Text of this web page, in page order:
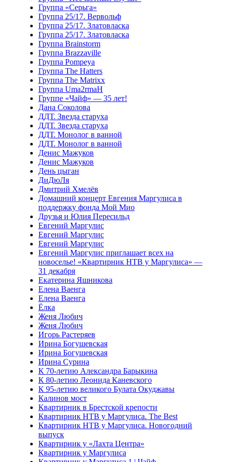
Группа «Серьга»
Группа 25/17. Вервольф
Группа 25/17. Златовласка
Группа 25/17. Златовласка
Группа Brainstorm
Группа Brazzaville
Группа Pompeya
Группа The Hatters
Группа The Matrixx
Группа Uma2rmaH
Группе «Чайф» — 35 лет!
Дана Соколова
ДДТ. Звезда старуха
ДДТ. Звезда старуха
ДДТ. Монолог в ванной
ДДТ. Монолог в ванной
Денис Мажуков
Денис Мажуков
День цыган
ДиДюЛя
Дмитрий Хмелёв
Домашний концерт Евгения Маргулиса в
поддержку фонда Мой Мио
Друзья и Юлия Пересильд
Евгений Маргулис
Евгений Маргулис
Евгений Маргулис
Евгений Маргулис приглашает всех на
новоселье! «Квартирник НТВ у Маргулиса» —
31 декабря
Екатерина Яшникова
Елена Ваенга
Елена Ваенга
Ёлка
Женя Любич
Женя Любич
Игорь Растеряев
Ирина Богушевская
Ирина Богушевская
Ирина Сурина
К 70-летию Александра Барыкина
К 80-летию Леонида Каневского
К 95-летию великого Булата Окуджавы
Калинов мост
Квартирник в Брестской крепости
Квартирник НТВ у Маргулиса. The Best
Квартирник НТВ у Маргулиса. Новогодний
выпуск
Квартирник у «Лахта Центра»
Квартирник у Маргулиса